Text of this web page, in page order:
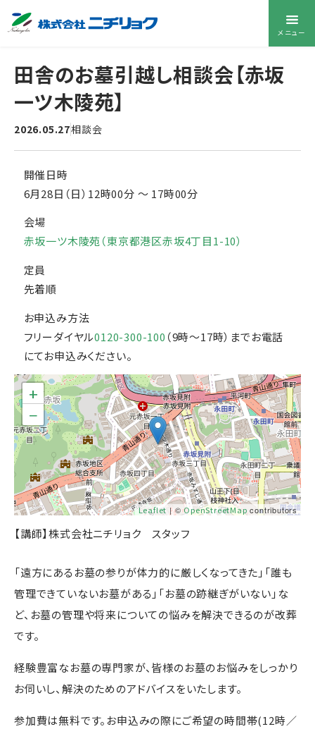
メニュー
田舎のお墓引越し相談会【赤坂
一ツ木陵苑】
2026.05.27相談会
開催日時
6月28日（日）12時00分 〜 17時00分
会場
赤坂一ツ木陵苑（東京都港区赤坂4丁目1-10）
定員
先着順
お申込み方法
フリーダイヤル0120-300-100 （9時～17時）までお電話
にてお申込みください。
+
−
Leaflet | ©OpenStreetMap contributors
【講師】株式会社ニチリョク スタッフ
「遠方にあるお墓の参りが体力的に厳しくなってきた」「誰も
管理できていないお墓がある」「お墓の跡継ぎがいない」な
ど、お墓の管理や将来についての悩みを解決できるのが改葬
です。
経験豊富なお墓の専門家が、皆様のお墓のお悩みをしっかり
お伺いし、解決のためのアドバイスをいたします。
参加費は無料です。お申込みの際にご希望の時間帯(12時／